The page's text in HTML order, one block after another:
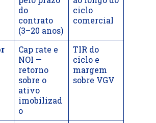
do
contrato
(3–20 anos)
ciclo
comercial
Cap rate e
NOI —
retorno
sobre o
ativo
imobilizad
o
TIR do
ciclo e
margem
sobre VGV